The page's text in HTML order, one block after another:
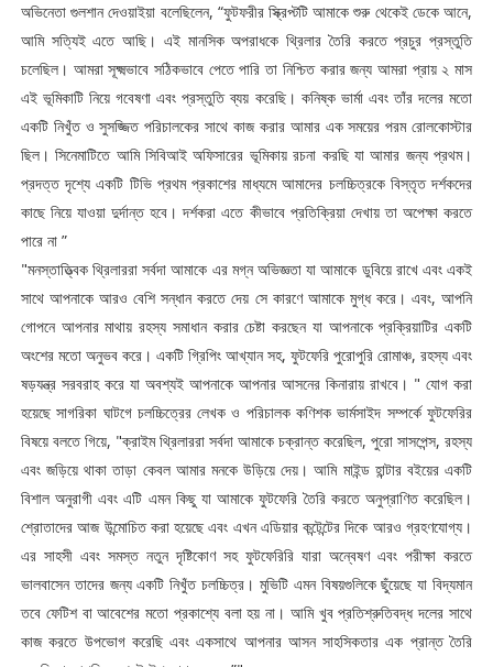
অভিনেতা গুলশান দেওয়াইয়া বলেছিলেন, “ফুটফরীর স্ক্রিপ্টটি আমাকে শুরু থেকেই ডেকে আনে,
আমি সত্যিই এতে আছি। এই মানসিক অপরাধকে থ্রিলার তৈরি করতে প্রচুর প্রস্তুতি
চলেছিল। আমরা সূক্ষ্মভাবে সঠিকভাবে পেতে পারি তা নিশ্চিত করার জন্য আমরা প্রায় ২ মাস
এই ভূমিকাটি নিয়ে গবেষণা এবং প্রস্তুতি ব্যয় করেছি। কনিষ্ক ভার্মা এবং তাঁর দলের মতো
একটি নিখুঁত ও সুসজ্জিত পরিচালকের সাথে কাজ করার আমার এক সময়ের পরম রোলকোস্টার
ছিল। সিনেমাটিতে আমি সিবিআই অফিসারের ভূমিকায় রচনা করছি যা আমার জন্য প্রথম।
প্রদত্ত দৃশ্যে একটি টিভি প্রথম প্রকাশের মাধ্যমে আমাদের চলচ্চিত্রকে বিস্তৃত দর্শকদের
কাছে নিয়ে যাওয়া দুর্দান্ত হবে। দর্শকরা এতে কীভাবে প্রতিক্রিয়া দেখায় তা অপেক্ষা করতে
পারে না ”
"মনস্তাত্ত্বিক থ্রিলাররা সর্বদা আমাকে এর মগ্ন অভিজ্ঞতা যা আমাকে ডুবিয়ে রাখে এবং একই
সাথে আপনাকে আরও বেশি সন্ধান করতে দেয় সে কারণে আমাকে মুগ্ধ করে। এবং, আপনি
গোপনে আপনার মাথায় রহস্য সমাধান করার চেষ্টা করছেন যা আপনাকে প্রক্রিয়াটির একটি
অংশের মতো অনুভব করে। একটি গ্রিপিং আখ্যান সহ, ফুটফেরি পুরোপুরি রোমাঞ্চ, রহস্য এবং
ষড়যন্ত্র সরবরাহ করে যা অবশ্যই আপনাকে আপনার আসনের কিনারায় রাখবে। " যোগ করা
হয়েছে সাগরিকা ঘাটগে চলচ্চিত্রের লেখক ও পরিচালক কণিশক ভার্মসাইদ সম্পর্কে ফুটফেরির
বিষয়ে বলতে গিয়ে, "ক্রাইম থ্রিলাররা সর্বদা আমাকে চক্রান্ত করেছিল, পুরো সাসপেন্স, রহস্য
এবং জড়িয়ে থাকা তাড়া কেবল আমার মনকে উড়িয়ে দেয়। আমি মাইন্ড হান্টার বইয়ের একটি
বিশাল অনুরাগী এবং এটি এমন কিছু যা আমাকে ফুটফেরি তৈরি করতে অনুপ্রাণিত করেছিল।
শ্রোতাদের আজ উন্মোচিত করা হয়েছে এবং এখন এডিয়ার কন্টেন্টের দিকে আরও গ্রহণযোগ্য।
এর সাহসী এবং সমস্ত নতুন দৃষ্টিকোণ সহ ফুটফেরিরি যারা অন্বেষণ এবং পরীক্ষা করতে
ভালবাসেন তাদের জন্য একটি নিখুঁত চলচ্চিত্র। মুভিটি এমন বিষয়গুলিকে ছুঁয়েছে যা বিদ্যমান
তবে ফেটিশ বা আবেশের মতো প্রকাশ্যে বলা হয় না। আমি খুব প্রতিশ্রুতিবদ্ধ দলের সাথে
কাজ করতে উপভোগ করেছি এবং একসাথে আপনার আসন সাহসিকতার এক প্রান্ত তৈরি